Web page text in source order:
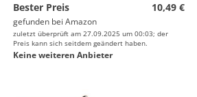
Bester Preis
10,49 €
gefunden bei Amazon
zuletzt überprüft am 27.09.2025 um 00:03; der
Preis kann sich seitdem geändert haben.
Keine weiteren Anbieter